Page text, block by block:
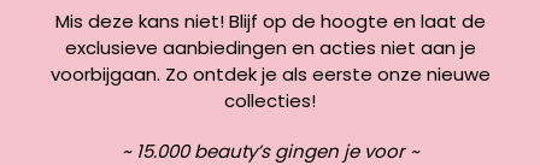
Mis deze kans niet! Blijf op de hoogte en laat de
exclusieve aanbiedingen en acties niet aan je
voorbijgaan. Zo ontdek je als eerste onze nieuwe
collecties!
~ 15.000 beauty’s gingen je voor ~